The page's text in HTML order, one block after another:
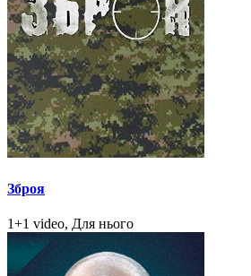
Зброя
1+1 video, Для нього